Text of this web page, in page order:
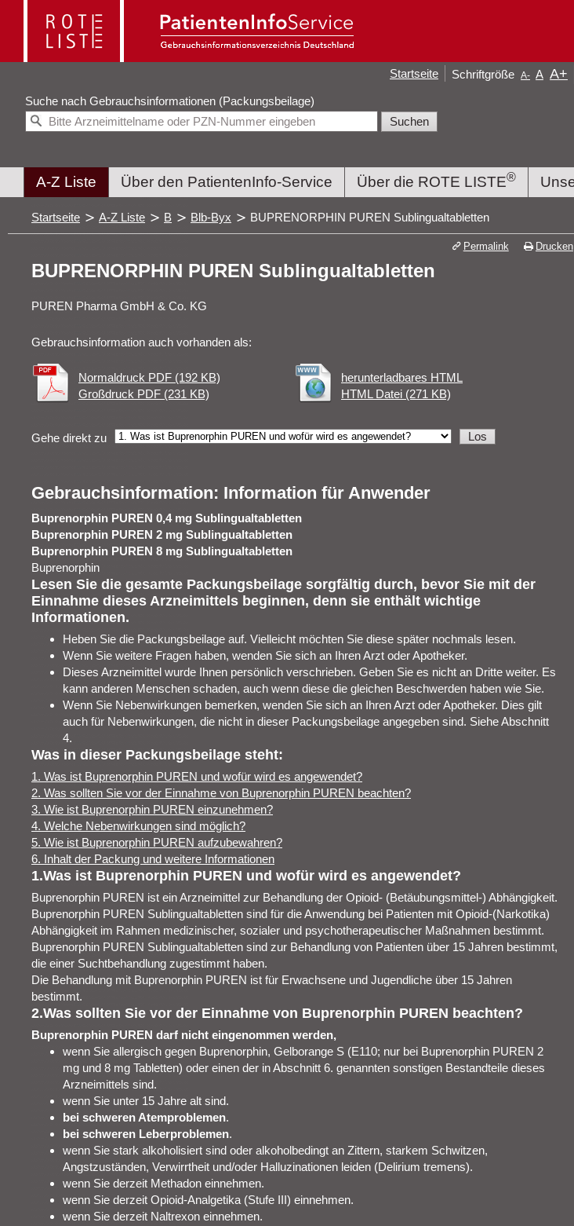
Suche nach Gebrauchsinformationen (Packungsbeilage)
A-Z Liste Über den PatientenInfo-Service Über die ROTE LISTE®
Startseite Schriftgröße A- A A+
Startseite A-Z Liste B Blb-Byx BUPRENORPHIN PUREN Sublingualtabletten
BUPRENORPHIN PUREN Sublingualtabletten
PUREN Pharma GmbH & Co. KG
Gebrauchsinformation auch vorhanden als:
Normaldruck PDF (192 KB)
Großdruck PDF (231 KB)
herunterladbares HTML
HTML Datei (271 KB)
Gehe direkt zu
Gebrauchsinformation: Information für Anwender
Buprenorphin PUREN 0,4 mg Sublingualtabletten
Buprenorphin PUREN 2 mg Sublingualtabletten
Buprenorphin PUREN 8 mg Sublingualtabletten
Buprenorphin
Lesen Sie die gesamte Packungsbeilage sorgfältig durch, bevor Sie mit der
Einnahme dieses Arzneimittels beginnen, denn sie enthält wichtige
Informationen.
Heben Sie die Packungsbeilage auf. Vielleicht möchten Sie diese später nochmals lesen.
Wenn Sie weitere Fragen haben, wenden Sie sich an Ihren Arzt oder Apotheker.
Dieses Arzneimittel wurde Ihnen persönlich verschrieben. Geben Sie es nicht an Dritte weiter. Es
kann anderen Menschen schaden, auch wenn diese die gleichen Beschwerden haben wie Sie.
Wenn Sie Nebenwirkungen bemerken, wenden Sie sich an Ihren Arzt oder Apotheker. Dies gilt
auch für Nebenwirkungen, die nicht in dieser Packungsbeilage angegeben sind. Siehe Abschnitt
4.
Was in dieser Packungsbeilage steht:
1. Was ist Buprenorphin PUREN und wofür wird es angewendet?
2. Was sollten Sie vor der Einnahme von Buprenorphin PUREN beachten?
3. Wie ist Buprenorphin PUREN einzunehmen?
4. Welche Nebenwirkungen sind möglich?
5. Wie ist Buprenorphin PUREN aufzubewahren?
6. Inhalt der Packung und weitere Informationen
1.Was ist Buprenorphin PUREN und wofür wird es angewendet?
Buprenorphin PUREN ist ein Arzneimittel zur Behandlung der Opioid- (Betäubungsmittel-) Abhängigkeit.
Buprenorphin PUREN Sublingualtabletten sind für die Anwendung bei Patienten mit Opioid-(Narkotika)
Abhängigkeit im Rahmen medizinischer, sozialer und psychotherapeutischer Maßnahmen bestimmt.
Buprenorphin PUREN Sublingualtabletten sind zur Behandlung von Patienten über 15 Jahren bestimmt,
die einer Suchtbehandlung zugestimmt haben.
Die Behandlung mit Buprenorphin PUREN ist für Erwachsene und Jugendliche über 15 Jahren
bestimmt.
2.Was sollten Sie vor der Einnahme von Buprenorphin PUREN beachten?
Buprenorphin PUREN darf nicht eingenommen werden,
wenn Sie allergisch gegen Buprenorphin, Gelborange S (E110; nur bei Buprenorphin PUREN 2
mg und 8 mg Tabletten) oder einen der in Abschnitt 6. genannten sonstigen Bestandteile dieses
Arzneimittels sind.
wenn Sie unter 15 Jahre alt sind.
bei schweren Atemproblemen.
bei schweren Leberproblemen.
wenn Sie stark alkoholisiert sind oder alkoholbedingt an Zittern, starkem Schwitzen,
Angstzuständen, Verwirrtheit und/oder Halluzinationen leiden (Delirium tremens).
wenn Sie derzeit Methadon einnehmen.
wenn Sie derzeit Opioid-Analgetika (Stufe III) einnehmen.
wenn Sie derzeit Naltrexon einnehmen.
Permalink Drucken